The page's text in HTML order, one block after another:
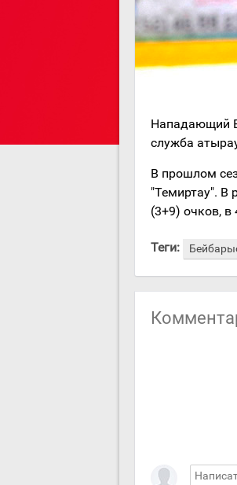
Нападающий
служба
В прошлом
"Темиртау". В
(3+9) очков, в
Теги: